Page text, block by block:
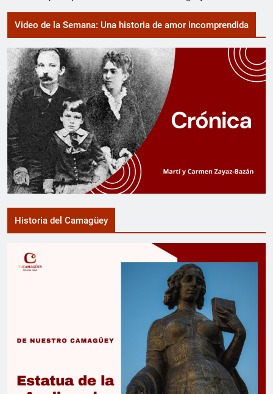
Video de la Semana: Una historia de amor incomprendida
Historia del Camagüey